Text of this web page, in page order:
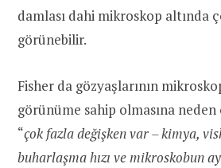
damlası dahi mikroskop altında
görünebilir.
Fisher da gözyaşlarının
görünüme sahip olmasına
“çok fazla değişken var – kimya,
buharlaşma hızı ve mikroskobun